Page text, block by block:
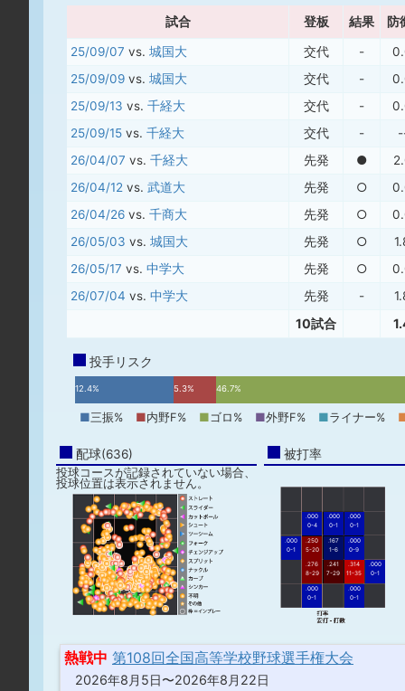
試合 登板 結果 防
25/09/07 vs. 城国大 交代 -
25/09/09 vs. 城国大 交代 -
25/09/13 vs. 千経大 交代 -
25/09/15 vs. 千経大 交代 -
26/04/07 vs. 千経大 先発 ●
26/04/12 vs. 武道大 先発 ○
26/04/26 vs. 千商大 先発 ○
26/05/03 vs. 城国大 先発 ○
26/05/17 vs. 中学大 先発 ○
26/07/04 vs. 中学大 先発 -
10試合
投手リスク
12.4% 5.3% 46.7%
■三振% ■内野F% ■ゴロ% ■外野F% ■ライナー%
配球(636)
投球コースが記録されていない場合、
投球位置は表示されません。
被打率
.000
0-4
.000
0-1
.000
0-1
.000
0-1
.250
5-20
.167
1-6
.000
0-9
.276
8-29
.241
7-29
.314
11-35
.000
0-1
.000
0-1
.000
0-1
熱戦中 第108回全国高等学校野球選手権大会
2026年8月5日〜2026年8月22日